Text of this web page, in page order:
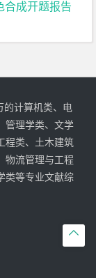
合成开题报告

的计算机类、电
管理学类、文学
程类、土木建筑
物流管理与工程
类等专业文献综